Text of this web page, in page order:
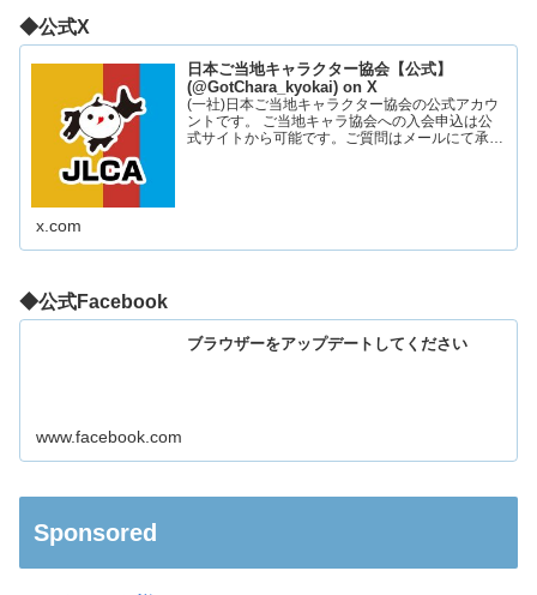
◆公式X
日本ご当地キャラクター協会【公式】
(@GotChara_kyokai) on X
(一社)日本ご当地キャラクター協会の公式アカウ
ントです。 ご当地キャラ協会への入会申込は公
式サイトから可能です。ご質問はメールにて承っ
x.com
◆公式Facebook
ブラウザーをアップデートしてください
www.facebook.com
Sponsored